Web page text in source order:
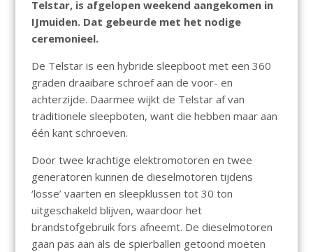
b
o
o
k
s
p
p
e
n
l n
Telstar, is afgelopen weekend aangekomen in
IJmuiden. Dat gebeurde met het nodige
ceremonieel.
De Telstar is een hybride sleepboot met een 360
graden draaibare schroef aan de voor- en
achterzijde. Daarmee wijkt de Telstar af van
traditionele sleepboten, want die hebben maar aan
één kant schroeven.
Door twee krachtige elektromotoren en twee
generatoren kunnen de dieselmotoren tijdens
‘losse’ vaarten en sleepklussen tot 30 ton
uitgeschakeld blijven, waardoor het
brandstofgebruik fors afneemt. De dieselmotoren
gaan pas aan als de spierballen getoond moeten